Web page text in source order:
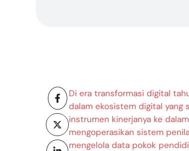
Di era transformasi digital
dalam ekosistem digital yang
instrumen kinerjanya ke
mengoperasikan sistem
mengelola data pokok